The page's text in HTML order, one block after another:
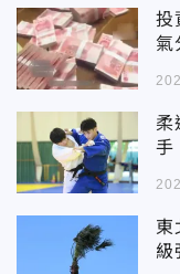
投
氣
柔
手
東
級